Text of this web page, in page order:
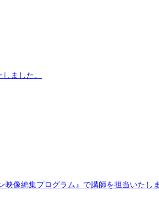
ました。
像編集プログラム』で講師を担当いたし